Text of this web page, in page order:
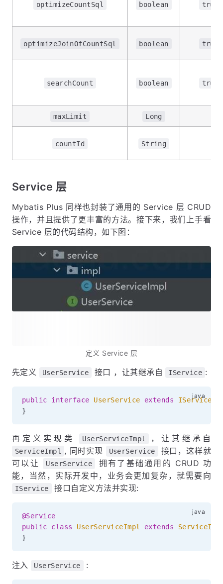
optimizeCountSql boolean true
optimizeJoinOfCountSql boolean true
searchCount boolean true
maxLimit Long
countId String
Service 层
Mybatis Plus 同样也封装了通用的 Service 层 CRUD
操作，并且提供了更丰富的方法。接下来，我们上手看
Service 层的代码结构，如下图：
定义 Service 层
先定义 UserService 接口 ，让其继承自 IService :
public interface UserService extends IService
}
再定义实现类 UserServiceImpl ，让其继承自
ServiceImpl , 同时实现 UserService
接口，这样就
可以让
UserService
拥有了基础通用的 CRUD 功
能，当然，实际开发中，业务会更加复杂，就需要向
IService 接口自定义方法并实现:
@Service
public
class UserServiceImpl extends
}
注入 UserService :